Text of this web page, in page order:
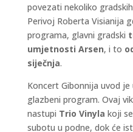
povezati nekoliko
Perivoj Roberta Visianija
programa, glavni gradski
umjetnosti Arsen, i to
siječnja.
Koncert Gibonnija uvod
glazbeni program. Ovaj
nastupi Trio Vinyla koji
subotu u podne, dok će